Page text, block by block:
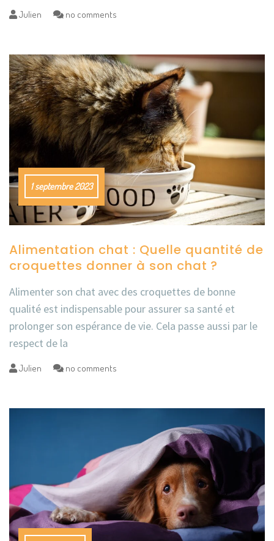
Julien no comments
1 septembre 2023
Alimentation chat : Quelle quantité de
croquettes donner à son chat ?
Alimenter son chat avec des croquettes de bonne
qualité est indispensable pour assurer sa santé et
prolonger son espérance de vie. Cela passe aussi par le
respect de la
Julien no comments